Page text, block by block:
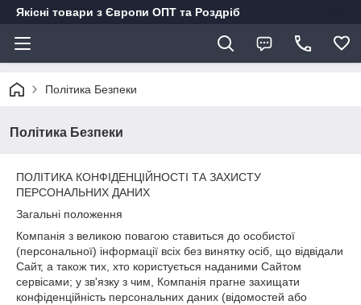
Якісні товари з Європи ОПТ та Роздріб
Політика Безпеки
Політика Безпеки
ПОЛІТИКА КОНФІДЕНЦІЙНОСТІ ТА ЗАХИСТУ
ПЕРСОНАЛЬНИХ ДАНИХ
Загальні положення
Компанія з великою повагою ставиться до особистої
(персональної) інформації всіх без винятку осіб, що відвідали
Сайт, а також тих, хто користується наданими Сайтом
сервісами; у зв'язку з чим, Компанія прагне захищати
конфіденційність персональних даних (відомостей або